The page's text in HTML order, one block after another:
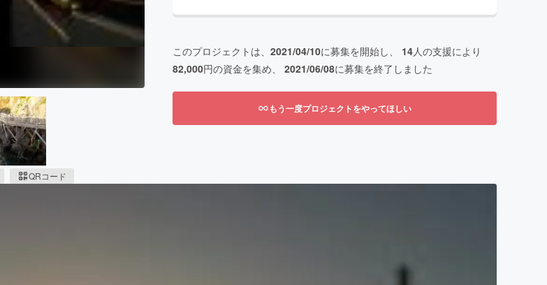
QRコード
このプロジェクトは、 2021/04/10に募集を開始し、 14人の支援により
82,000円の資金を集め、 2021/06/08に募集を終了しました
もう一度プロジェクトをやってほしい